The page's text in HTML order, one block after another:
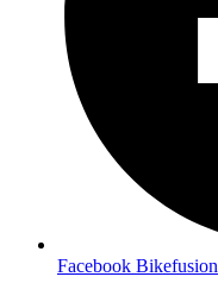
Facebook Bikefusion